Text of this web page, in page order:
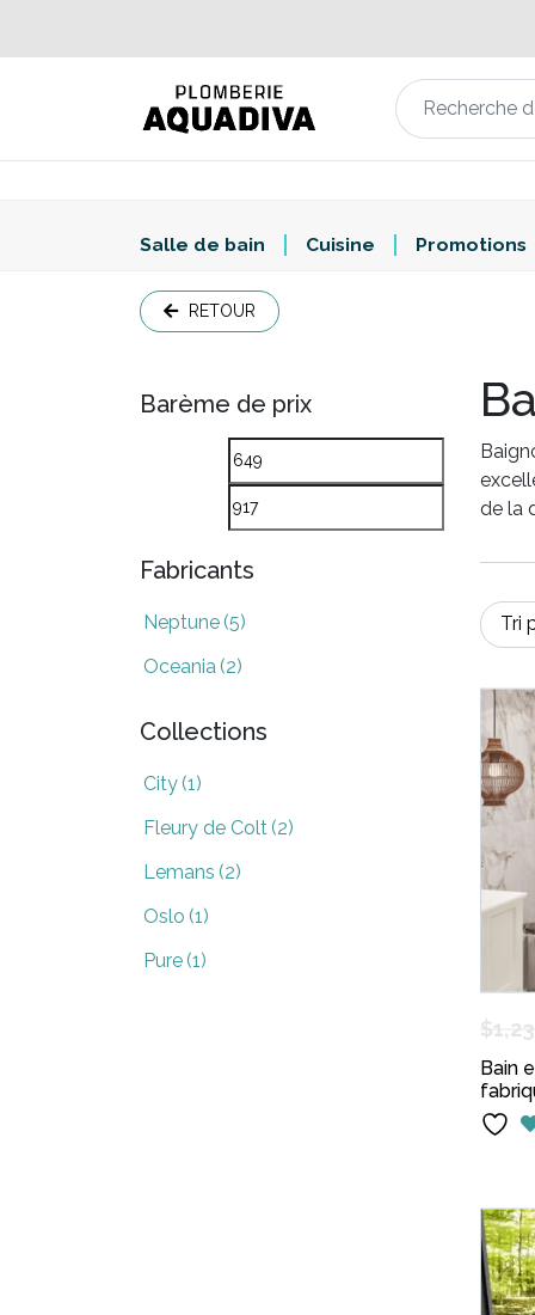
Salle de bain Cuisine Promotions
RETOUR
Barème de prix
Fabricants
Neptune (5)
Oceania (2)
Collections
City (1)
Fleury de Colt (2)
Lemans (2)
Oslo (1)
Pure (1)
de la
$
Bain